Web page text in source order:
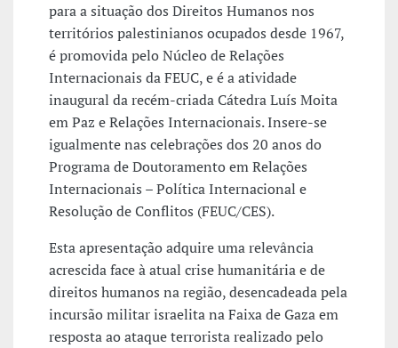
para a situação dos Direitos Humanos nos
territórios palestinianos ocupados desde 1967,
é promovida pelo Núcleo de Relações
Internacionais da FEUC, e é a atividade
inaugural da recém-criada Cátedra Luís Moita
em Paz e Relações Internacionais. Insere-se
igualmente nas celebrações dos 20 anos do
Programa de Doutoramento em Relações
Internacionais – Política Internacional e
Resolução de Conflitos (FEUC/CES).
Esta apresentação adquire uma relevância
acrescida face à atual crise humanitária e de
direitos humanos na região, desencadeada pela
incursão militar israelita na Faixa de Gaza em
resposta ao ataque terrorista realizado pelo